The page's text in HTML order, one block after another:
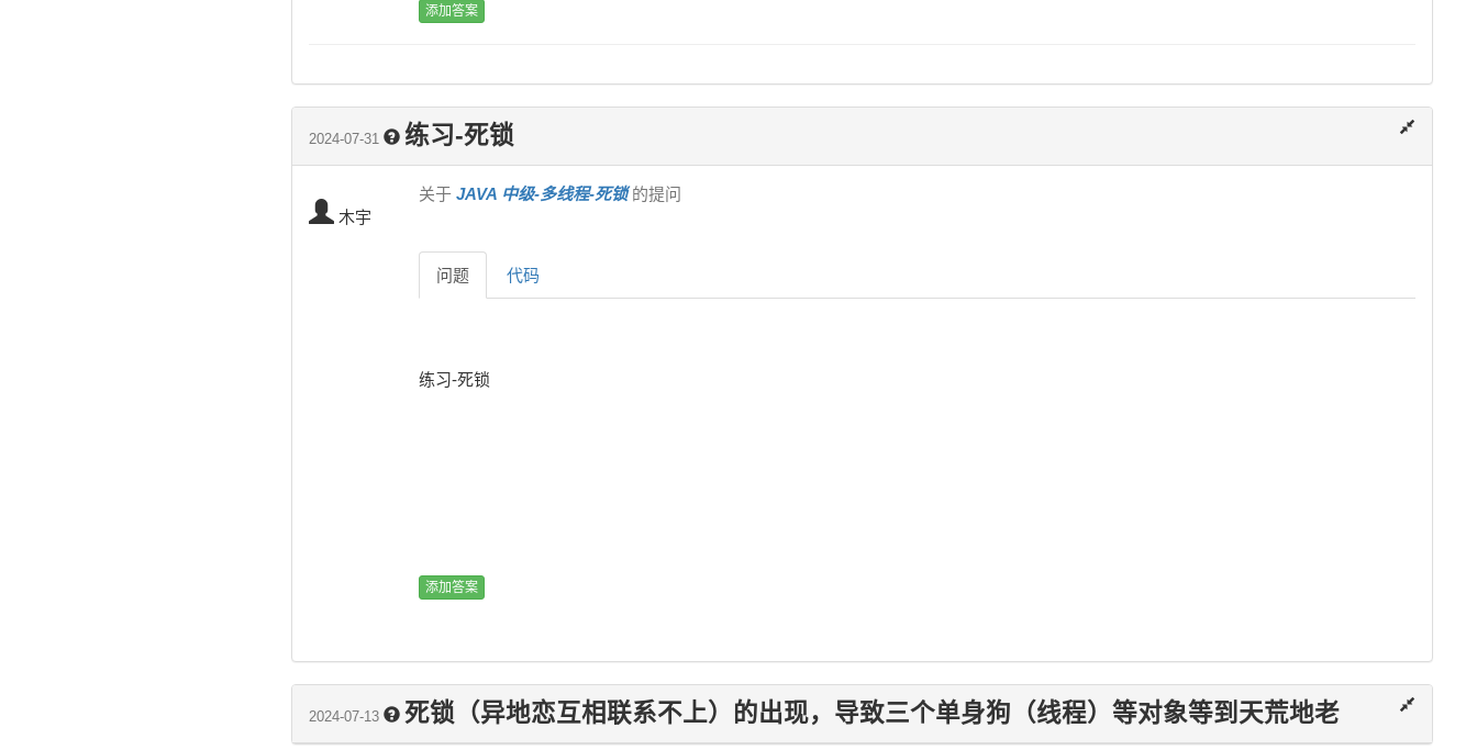
2024-07-31 练习-死锁
木宇
关于 JAVA 中级-多线程-死锁的提问
问题 代码
练习-死锁
2024-07-13 死锁（异地恋互相联系不上）的出现，导致三个单身狗（线程）等对象等到天荒地老